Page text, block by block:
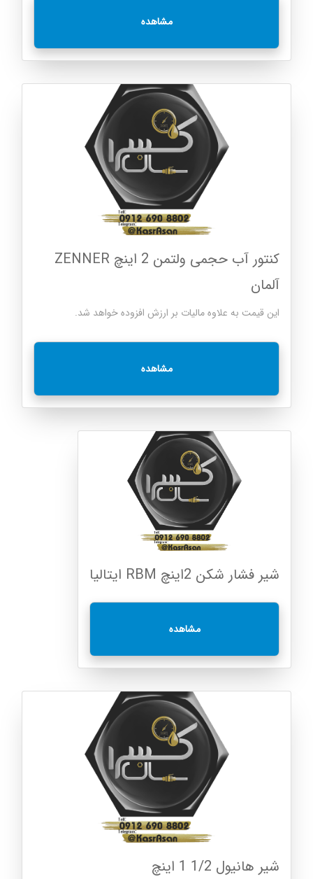
مشاهده
کنتور آب حجمی ولتمن 2 اینچ ZENNER
آلمان
این قیمت به علاوه مالیات بر ارزش افزوده خواهد شد.
مشاهده
شیر فشار شکن 2اینچ RBM ایتالیا
مشاهده
شیر هانیول 1/2 1 اینچ